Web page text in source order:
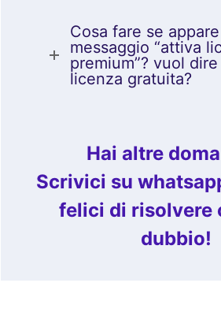
Cosa fare se
messaggio “attiva
premium”? vuol
licenza gratuita?
Hai altre
Scrivici su
felici di risolvere
dubbio!